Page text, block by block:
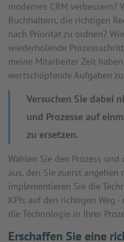
modernes CRM verbessern?
Buchhaltern, die richtigen
nach Priorität zu ordnen?
wiederholende
meine Mitarbeiter Zeit
wertschöpfende Aufgaben
Versuchen Sie dabei
und Prozesse auf
zu ersetzen.
Wählen Sie den Prozess
aus, den Sie zuerst angehen
implementieren Sie die
KPIs auf den richtigen Weg
die Technologie in Ihrer
Erschaffen Sie eine